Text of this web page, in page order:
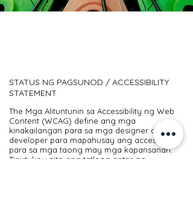
STATUS NG PAGSUNOD / ACCESSIBILITY
STATEMENT
The Mga Alituntunin sa Accessibility ng Web
Content (WCAG) define ang mga
kinakailangan para sa mga designer at
developer para mapahusay ang accessibility
para sa mga taong may mga kapansanan.
Tinutukoy nito ang tatlong antas ng